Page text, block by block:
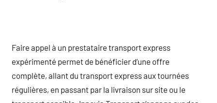
Faire appel à un prestataire transport express
expérimenté permet de bénéficier d’une offre
complète, allant du transport express aux tournées
régulières, en passant par la livraison sur site ou le